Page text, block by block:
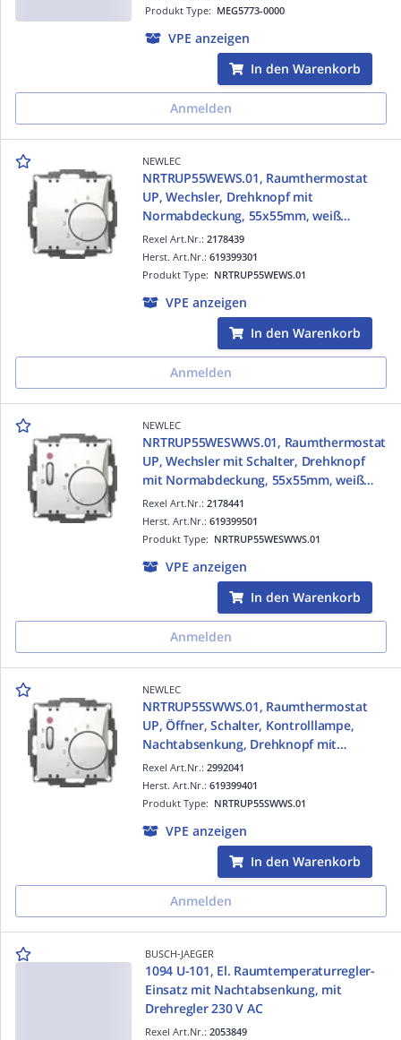
Produkt Type: MEG5773-0000
VPE anzeigen
In den Warenkorb
Anmelden
NEWLEC
NRTRUP55WEWS.01, Raumthermostat
UP, Wechsler, Drehknopf mit
Normabdeckung, 55x55mm, weiß
ähnlich RAL9010
Rexel Art.Nr.:2178439
Produkt Type: NRTRUP55WEWS.01
Herst. Art.Nr.:619399301
VPE anzeigen
In den Warenkorb
Anmelden
NEWLEC
NRTRUP55WESWWS.01, Raumthermostat
UP, Wechsler mit Schalter, Drehknopf
mit Normabdeckung, 55x55mm, weiß
ähnlich RAL9010
Rexel Art.Nr.:2178441
Produkt Type: NRTRUP55WESWWS.01
Herst. Art.Nr.:619399501
VPE anzeigen
In den Warenkorb
Anmelden
NEWLEC
NRTRUP55SWWS.01, Raumthermostat
UP, Öffner, Schalter, Kontrolllampe,
Nachtabsenkung, Drehknopf mit
Normabdeckung, 55x55mm, reinweiß
ähnlich RAL9010
Rexel Art.Nr.:2992041
Produkt Type: NRTRUP55SWWS.01
Herst. Art.Nr.:619399401
VPE anzeigen
In den Warenkorb
Anmelden
BUSCH-JAEGER
1094 U-101, El. Raumtemperaturregler-
Einsatz mit Nachtabsenkung, mit
Drehregler 230 V AC
Rexel Art.Nr.: 2053849